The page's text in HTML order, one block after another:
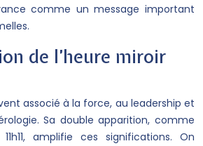
comme un message important
de l’heure miroir
associé à la force, au leadership et
Sa double apparition, comme
amplifie ces significations. On